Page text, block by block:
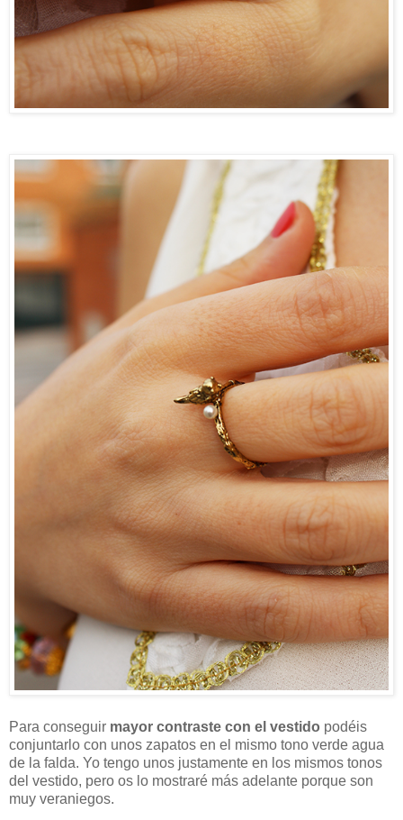
Para conseguir mayor contraste con el vestido podéis
conjuntarlo con unos zapatos en el mismo tono verde agua
de la falda. Yo tengo unos justamente en los mismos tonos
del vestido, pero os lo mostraré más adelante porque son
muy veraniegos.